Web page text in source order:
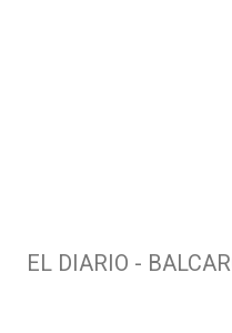
EL DIARIO -